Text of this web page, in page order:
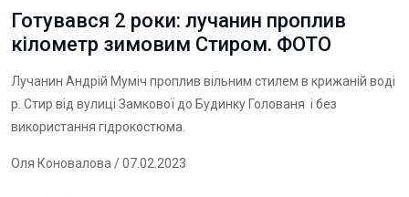
Готувався 2 роки: лучанин проплив
кілометр зимовим Стиром. ФОТО
Лучанин Андрій Муміч проплив вільним стилем в крижаній воді
р. Стир від вулиці Замкової до Будинку Голованя і без
використання гідрокостюма.
Оля Коновалова / 07.02.2023